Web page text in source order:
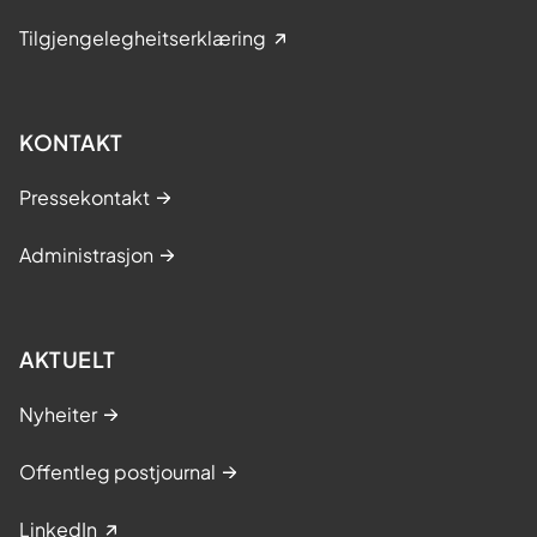
«levande» dialogverktøy i staden for
rapporteringsbyrde"
register: Korleis byggje kultur for
register"
Bergen
Stavanger
Tilgjengelegheitserklæring
KONTAKT
Pressekontakt
Administrasjon
AKTUELT
Nyheiter
Offentleg postjournal
LinkedIn